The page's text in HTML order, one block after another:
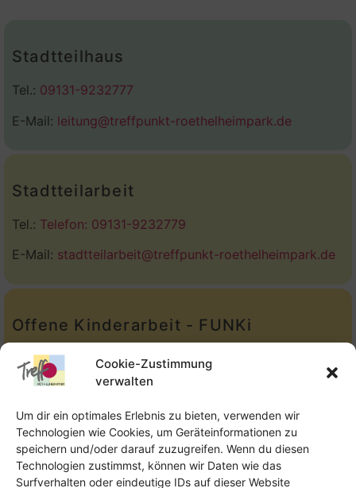
Cookie-Zustimmung
verwalten
Um dir ein optimales Erlebnis zu bieten, verwenden wir
Technologien wie Cookies, um Geräteinformationen zu
speichern und/oder darauf zuzugreifen. Wenn du diesen
Technologien zustimmst, können wir Daten wie das
Surfverhalten oder eindeutige IDs auf dieser Website
Stadtteilhaus
Tel.: 09131-9232777
E-Mail: leitung@treffpunkt-roethelheimpark.de
Stadtteilarbeit
Tel.: Telefon: 09131-9232779
E-Mail: stadtteilarbeit@treffpunkt-roethelheimpark.de
Offene Kinderarbeit - FUNKi
Tel.:Telefon: 09131-610749
E-Mail:oka@treffpunkt-roethelheimpark.de
Offene Jugendarbeit - Easthouse